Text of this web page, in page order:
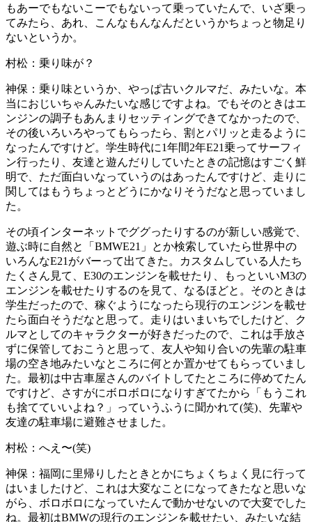
もあーでもないこーでもないって乗っていたんで、いざ乗っ
てみたら、あれ、こんなもんなんだというかちょっと物足り
ないというか。
村松： 乗り味が？
神保： 乗り味というか、やっぱ古いクルマだ、みたいな。本
当におじいちゃんみたいな感じですよね。でもそのときはエ
ンジンの調子もあんまりセッティングできてなかったので、
その後いろいろやってもらったら、割とパリッと走るように
なったんですけど。学生時代に1年間2年E21乗ってサーフィ
ン行ったり、友達と遊んだりしていたときの記憶はすごく鮮
明で、ただ面白いなっていうのはあったんですけど、走りに
関してはもうちょっとどうにかなりそうだなと思っていまし
た。
その頃インターネットでググったりするのが新しい感覚で、
遊ぶ時に自然と「BMWE21」とか検索していたら世界中の
いろんなE21がバーって出てきた。カスタムしている人たち
たくさん見て、E30のエンジンを載せたり、もっといいM3の
エンジンを載せたりするのを見て、なるほどと。そのときは
学生だったので、稼ぐようになったら現行のエンジンを載せ
たら面白そうだなと思って。走りはいまいちでしたけど、ク
ルマとしてのキャラクターが好きだったので、これは手放さ
ずに保管しておこうと思って、友人や知り合いの先輩の駐車
場の空き地みたいなところに何とか置かせてもらっていまし
た。最初は中古車屋さんのバイトしてたところに停めてたん
ですけど、さすがにボロボロになりすぎてたから「もうこれ
も捨てていいよね？」っていうふうに聞かれて(笑)、先輩や
友達の駐車場に避難させました。
村松： へえ〜(笑)
神保： 福岡に里帰りしたときとかにちょくちょく見に行って
はいましたけど、これは大変なことになってきたなと思いな
がら、ボロボロになっていたんで動かせないので大変でした
ね。最初はBMWの現行のエンジンを載せたい、みたいな結